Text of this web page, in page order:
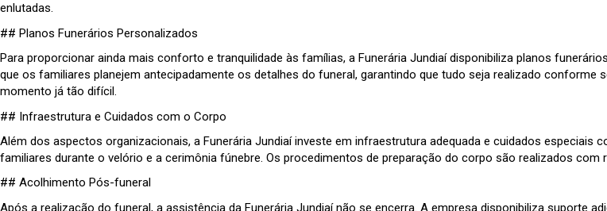
enlutadas.
## Planos Funerários Personalizados
Para proporcionar ainda mais conforto e tranquilidade às famílias, a Funerária Jundiaí disponibiliza planos
que os familiares planejem antecipadamente os detalhes do funeral, garantindo que tudo seja realizado
momento já tão difícil.
## Infraestrutura e Cuidados com o Corpo
Além dos aspectos organizacionais, a Funerária Jundiaí investe em infraestrutura adequada e cuidados
familiares durante o velório e a cerimônia fúnebre. Os procedimentos de preparação do corpo são realizados
## Acolhimento Pós-funeral
Após a realização do funeral, a assistência da Funerária Jundiaí não se encerra. A empresa disponibiliza suporte